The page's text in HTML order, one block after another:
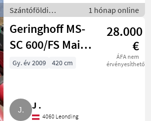
Szántóföldi
betakarítógépek /
Kombájn adapter
1 hónap online
Geringhoff MS-
SC 600/FS Mais-
Star MS-SC
28.000
€
ÁFA nem
érvényesíthető
Gy. év 2009 420 cm
J .
4060 Leonding